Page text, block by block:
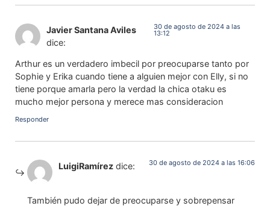
Javier Santana Aviles
dice:
30 de agosto de 2024 a las
13:12
Arthur es un verdadero imbecil por preocuparse tanto por
Sophie y Erika cuando tiene a alguien mejor con Elly, si no
tiene porque amarla pero la verdad la chica otaku es
mucho mejor persona y merece mas consideracion
Responder
LuigiRamírez dice: 30 de agosto de 2024 a las 16:06
También pudo dejar de preocuparse y sobrepensar